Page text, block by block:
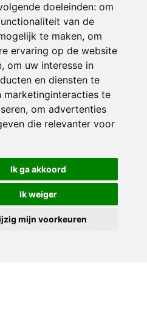
doeleinden: om
van de
te maken, om
ervaring op de website
, om uw interesse in
en diensten te
marketinginteracties te
, om advertenties
die relevanter voor
Ik ga akkoord
Ik weiger
mijn voorkeuren
opportunities